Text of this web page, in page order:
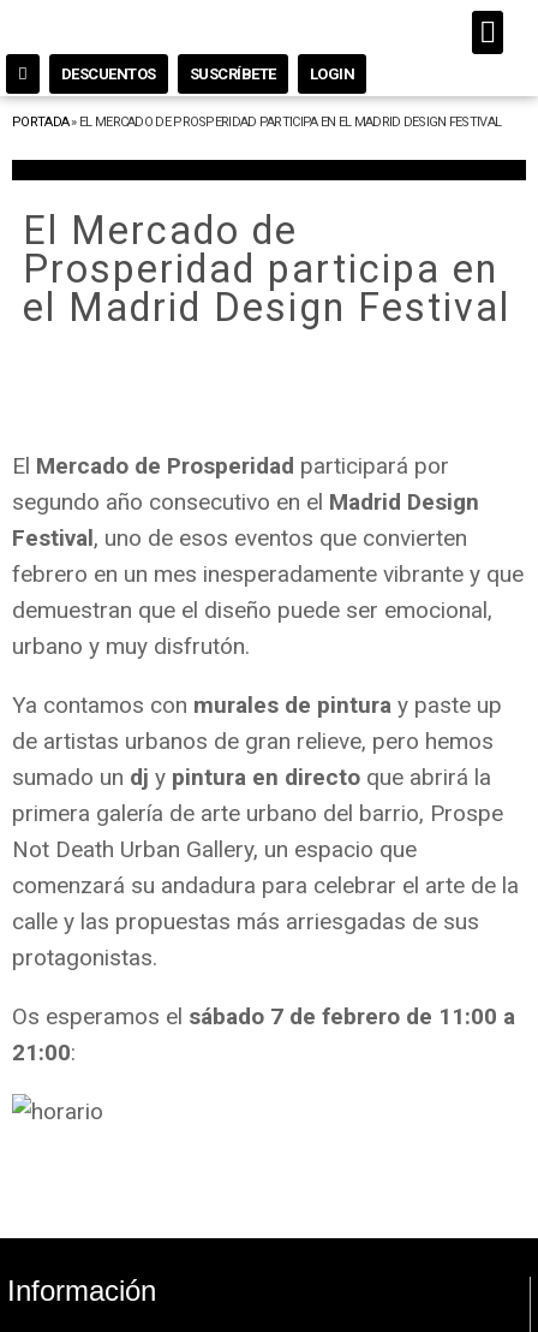
DESCUENTOS SUSCRÍBETE LOGIN
PORTADA» EL MERCADO DE PROSPERIDAD PARTICIPA EN EL MADRID DESIGN FESTIVAL
El Mercado de
Prosperidad participa en
el Madrid Design Festival
El Mercado de Prosperidad participará por
segundo año consecutivo en el Madrid Design
Festival, uno de esos eventos que convierten
febrero en un mes inesperadamente vibrante y que
demuestran que el diseño puede ser emocional,
urbano y muy disfrutón.
Ya contamos con murales de pintura y paste up
de artistas urbanos de gran relieve, pero hemos
sumado un dj y pintura en directo que abrirá la
primera galería de arte urbano del barrio, Prospe
Not Death Urban Gallery, un espacio que
comenzará su andadura para celebrar el arte de la
calle y las propuestas más arriesgadas de sus
protagonistas.
Os esperamos el sábado 7 de febrero de 11:00 a
21:00:
Información